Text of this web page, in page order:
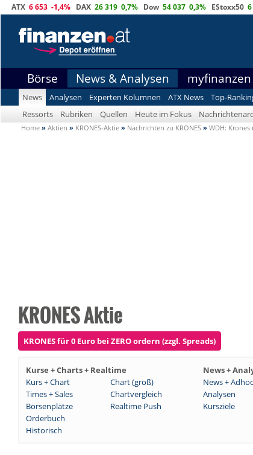
ATX 6 653 -1,4% DAX 26 319 0,7% Dow 54 037 0,3% EStoxx50
Börse News & Analysen myfinanzen
News Analysen Experten Kolumnen ATX News
Top-
Ressorts
Rubriken Quellen Heute im Fokus
Home » Aktien » KRONES-Aktie » Nachrichten zu KRONES » WDH:
KRONES Aktie
KRONES für 0 Euro bei ZERO ordern (zzgl. Spreads)
Kurse + Charts + Realtime News +
Kurs + Chart
Chart (groß) News + Adhoc
Times + Sales
Chartvergleich Analysen
Börsenplätze
Realtime Push Kursziele
Orderbuch
Historisch